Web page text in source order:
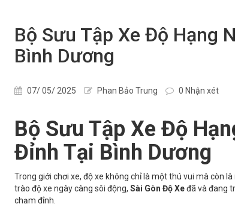
Bộ Sưu Tập Xe Độ Hạng
Bình Dương
07/ 05/ 2025 Phan Bảo Trung 0 Nhận xét
Bộ Sưu Tập Xe Độ
Đỉnh Tại Bình Dương
Trong giới chơi xe, độ xe không chỉ là một thú vui mà còn
trào độ xe ngày càng sôi động, Sài Gòn Độ Xeđã và đang
chạm đỉnh.